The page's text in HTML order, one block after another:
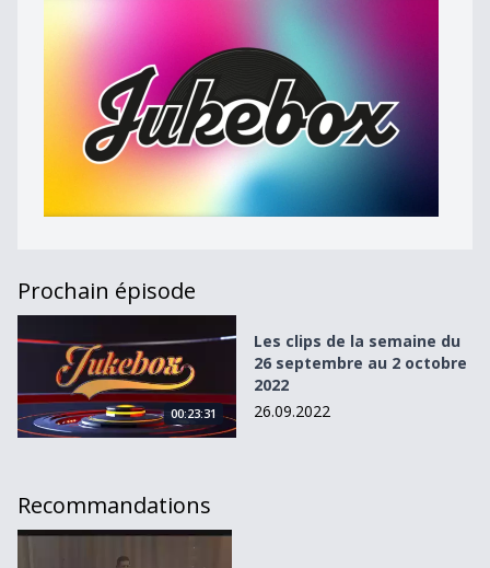
Prochain épisode
00:23:31
Les clips de la semaine du
26 septembre au 2 octobre
2022
26.09.2022
Recommandations
Glisten de THE FAB